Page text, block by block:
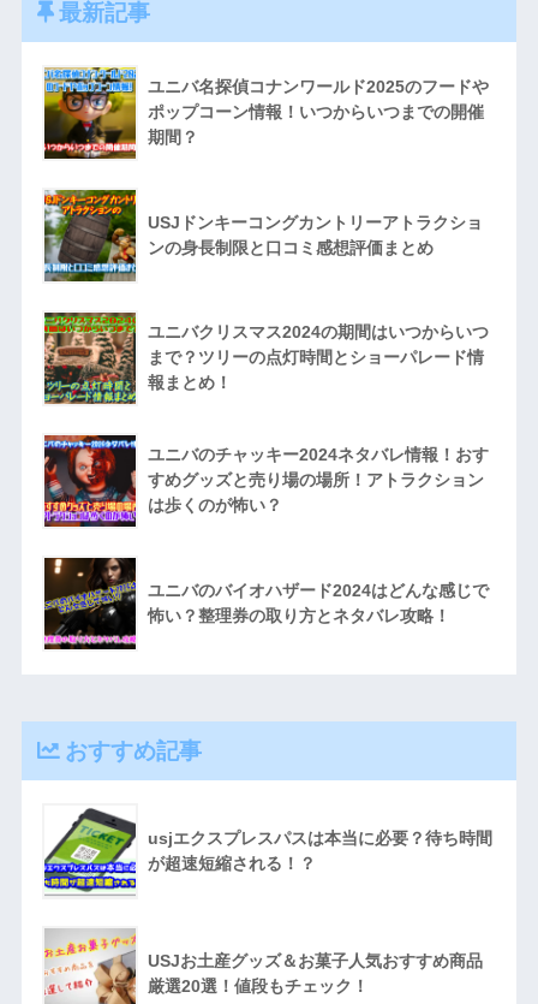
最新記事
ユニバ名探偵コナンワールド2025のフードや
ポップコーン情報！いつからいつまでの開催
期間？
USJドンキーコングカントリーアトラクショ
ンの身長制限と口コミ感想評価まとめ
ユニバクリスマス2024の期間はいつからいつ
まで？ツリーの点灯時間とショーパレード情
報まとめ！
ユニバのチャッキー2024ネタバレ情報！おす
すめグッズと売り場の場所！アトラクション
は歩くのが怖い？
ユニバのバイオハザード2024はどんな感じで
怖い？整理券の取り方とネタバレ攻略！
おすすめ記事
usjエクスプレスパスは本当に必要？待ち時間
が超速短縮される！？
USJお土産グッズ＆お菓子人気おすすめ商品
厳選20選！値段もチェック！